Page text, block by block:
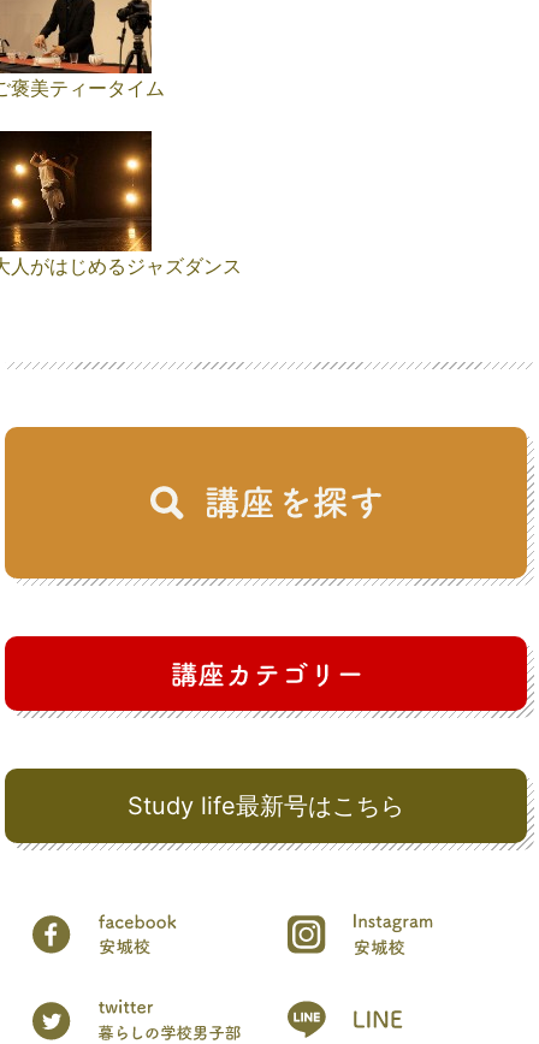
Study life最新号はこちら
褒美ティータイム
人がはじめるジャズダンス